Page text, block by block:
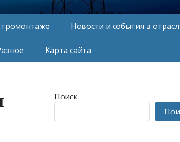
Новости и события в
Карта сайта
Поиск